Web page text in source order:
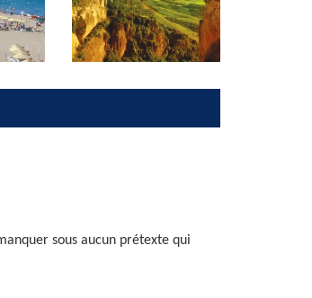
sous aucun prétexte qui